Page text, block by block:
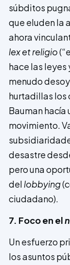
súbditos
que eluden la
ahora
lex et religio
hace las leyes
menudo
hurtadillas los
Bauman
movimiento.
desastre
pero una
del lobbying
ciudadano).
7. Foco en el
Un esfuerzo
los asuntos